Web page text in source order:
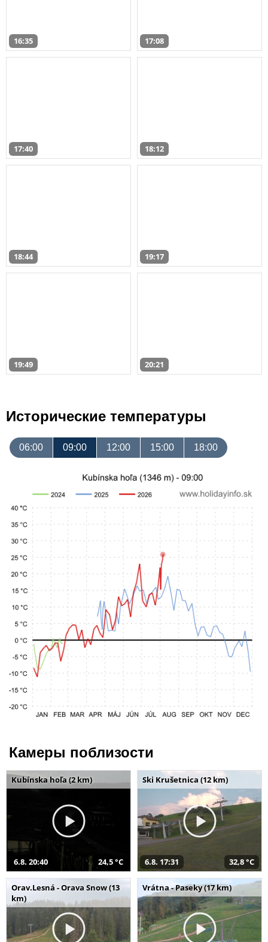
16:35 17:08
17:40 18:12
18:44 19:17
19:49 20:21
Исторические температуры
06:00 09:00 12:00 15:00 18:00
Камеры поблизости
Kubínska hoľa (2 km)
6.8. 20:40 24,5 °C
Ski Krušetnica (12 km)
6.8. 17:31 32,8 °C
Orav.Lesná - Orava Snow (13
km)
Vrátna - Paseky (17 km)